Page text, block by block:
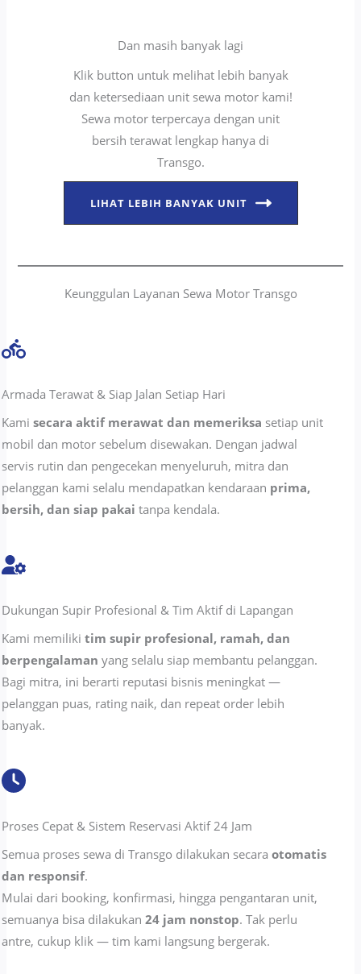
Dan masih banyak lagi
Klik button untuk melihat lebih banyak
dan ketersediaan unit sewa motor kami!
Sewa motor terpercaya dengan unit
bersih terawat lengkap hanya di
Transgo.
LIHAT LEBIH BANYAK UNIT
Keunggulan Layanan Sewa Motor Transgo
Armada Terawat & Siap Jalan Setiap Hari
Kamisecara aktif merawat dan memeriksa setiap unit
mobil dan motor sebelum disewakan. Dengan jadwal
servis rutin dan pengecekan menyeluruh, mitra dan
pelanggan kami selalu mendapatkan kendaraan prima,
bersih, dan siap pakai tanpa kendala.
Dukungan Supir Profesional & Tim Aktif di Lapangan
Kami memilikitim supir profesional, ramah, dan
berpengalaman yang selalu siap membantu pelanggan.
Bagi mitra, ini berarti reputasi bisnis meningkat —
pelanggan puas, rating naik, dan repeat order lebih
banyak.
Proses Cepat & Sistem Reservasi Aktif 24 Jam
Semua proses sewa di Transgo dilakukan secaraotomatis
dan responsif.
Mulai dari booking, konfirmasi, hingga pengantaran unit,
semuanya bisa dilakukan24 jam nonstop. Tak perlu
antre, cukup klik — tim kami langsung bergerak.